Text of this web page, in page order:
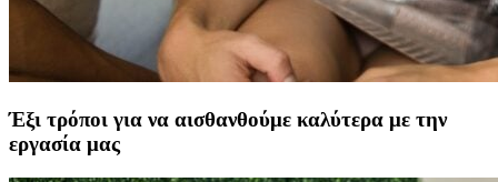
Έξι τρόποι για να αισθανθούμε καλύτερα με την
εργασία μας